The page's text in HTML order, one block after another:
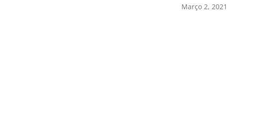
Março 2, 2021